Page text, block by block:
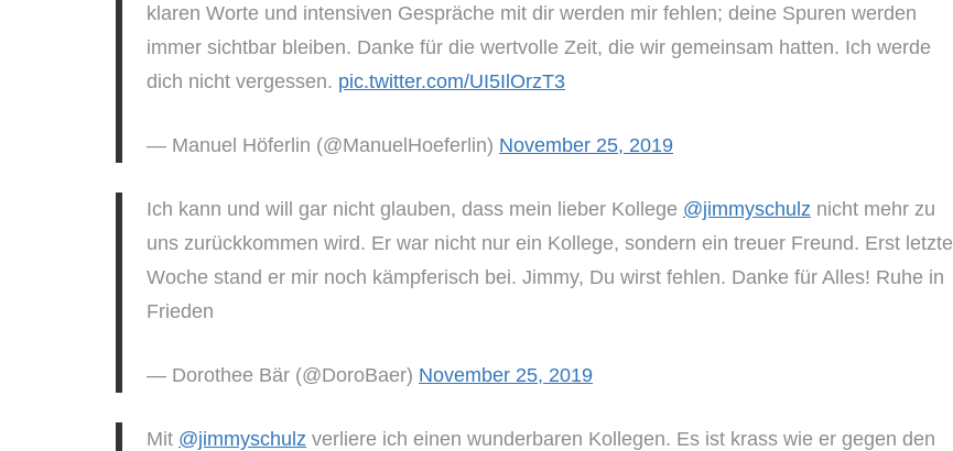
klaren Worte und intensiven Gespräche mit dir werden mir fehlen; deine Spuren werden
immer sichtbar bleiben. Danke für die wertvolle Zeit, die wir gemeinsam hatten. Ich werde
dich nicht vergessen. pic.twitter.com/UI5IlOrzT3
— Manuel Höferlin (@ManuelHoeferlin) November 25, 2019
Ich kann und will gar nicht glauben, dass mein lieber Kollege @jimmyschulz nicht mehr zu
uns zurückkommen wird. Er war nicht nur ein Kollege, sondern ein treuer Freund. Erst letzte
Woche stand er mir noch kämpferisch bei. Jimmy, Du wirst fehlen. Danke für Alles! Ruhe in
Frieden
— Dorothee Bär (@DoroBaer) November 25, 2019
Mit @jimmyschulz verliere ich einen wunderbaren Kollegen. Es ist krass wie er gegen den